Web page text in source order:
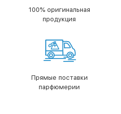
100% оригинальная
продукция
Прямые поставки
парфюмерии